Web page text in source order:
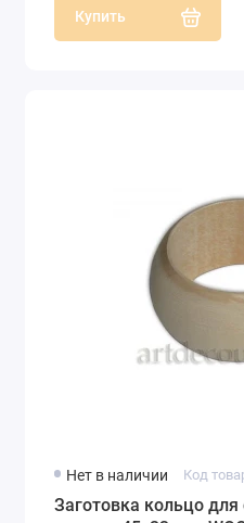
Купить
Нет в наличии Код
Заготовка кольцо